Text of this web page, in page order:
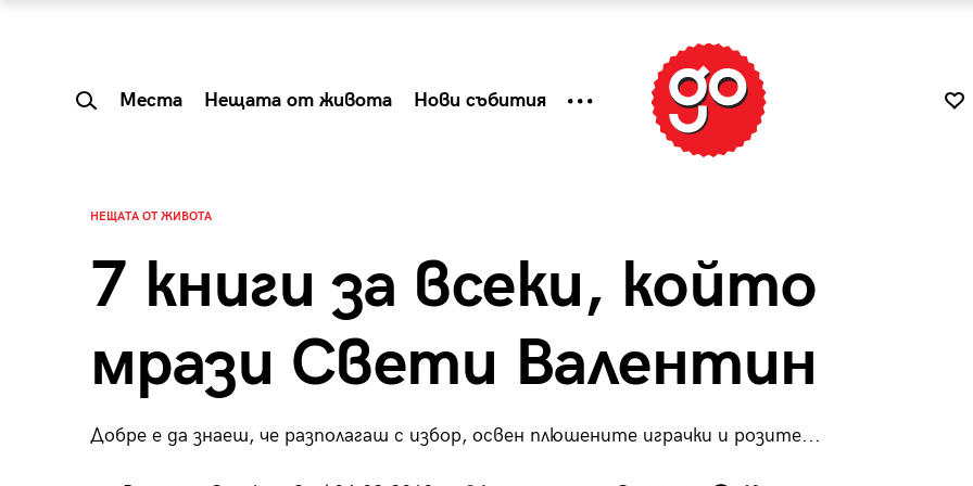
Места Нещата от живота Нови събития
НЕЩАТА ОТ ЖИВОТА
7 книги за всеки, който
мрази Свети Валентин
Добре е да знаеш, че разполагаш с избор, освен плюшените играчки и розите...
Summer Prelude: как
Tender is the Wine – Какво